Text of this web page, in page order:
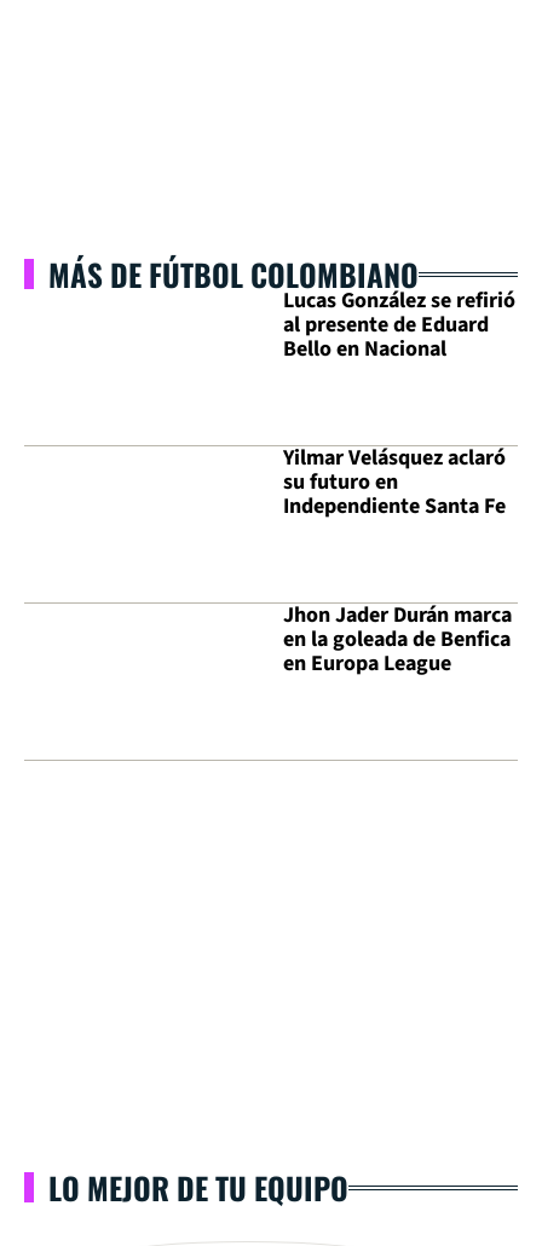
MÁS DE FÚTBOL COLOMBIANO
Lucas González se refirió
al presente de Eduard
Bello en Nacional
Yilmar Velásquez aclaró
su futuro en
Independiente Santa Fe
Jhon Jader Durán marca
en la goleada de Benfica
en Europa League
LO MEJOR DE TU EQUIPO